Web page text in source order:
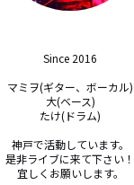
Since 2016
マミヲ(ギター、ボーカル)
大(ベース)
たけ(ドラム)
神戸で活動しています。
是非ライブに来て下さい！
宜しくお願いします。